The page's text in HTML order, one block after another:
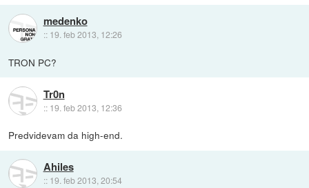
medenko
:: 19. feb 2013, 12:26
TRON PC?
Tr0n
:: 19. feb 2013, 12:36
Predvidevam da high-end.
Ahiles
:: 19. feb 2013, 20:54